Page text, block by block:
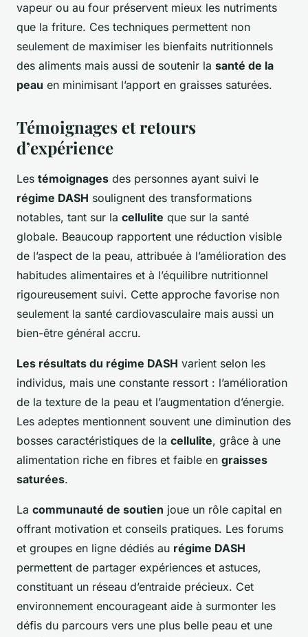
vapeur ou au four préservent mieux les nutriments
que la friture. Ces techniques permettent non
seulement de maximiser les bienfaits nutritionnels
des aliments mais aussi de soutenir la santé de la
peau en minimisant l’apport en graisses saturées.
Témoignages et retours
d’expérience
Les témoignages des personnes ayant suivi le
régime DASH soulignent des transformations
notables, tant sur la cellulite que sur la santé
globale. Beaucoup rapportent une réduction visible
de l’aspect de la peau, attribuée à l’amélioration des
habitudes alimentaires et à l’équilibre nutritionnel
rigoureusement suivi. Cette approche favorise non
seulement la santé cardiovasculaire mais aussi un
bien-être général accru.
Les résultats du régime DASH varient selon les
individus, mais une constante ressort : l’amélioration
de la texture de la peau et l’augmentation d’énergie.
Les adeptes mentionnent souvent une diminution des
bosses caractéristiques de la cellulite, grâce à une
alimentation riche en fibres et faible en graisses
saturées.
La communauté de soutien joue un rôle capital en
offrant motivation et conseils pratiques. Les forums
et groupes en ligne dédiés au régime DASH
permettent de partager expériences et astuces,
constituant un réseau d’entraide précieux. Cet
environnement encourageant aide à surmonter les
défis du parcours vers une plus belle peau et une